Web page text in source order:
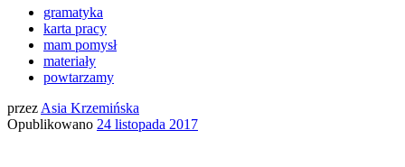
gramatyka
karta pracy
mam pomysł
materiały
powtarzamy
przez Asia Krzemińska
Opublikowano 24 listopada 2017